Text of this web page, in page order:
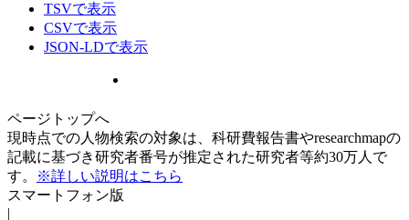
TSVで表示
CSVで表示
JSON-LDで表示
ページトップへ
現時点での人物検索の対象は、科研費報告書やresearchmapの
記載に基づき研究者番号が推定された研究者等約30万人で
す。
※詳しい説明はこちら
スマートフォン版
|